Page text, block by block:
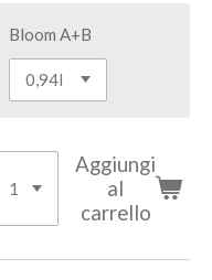
Bloom A+B
Aggiungi
al
carrello